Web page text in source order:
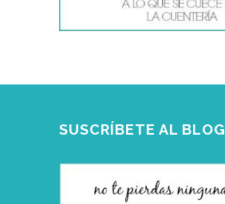
SUSCRÍBETE AL BLOG